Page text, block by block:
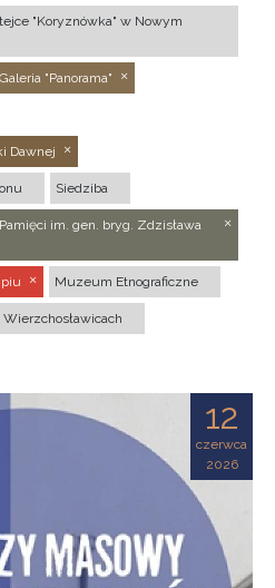
"Koryznówka" w Nowym
Galeria "Panorama"
Dawnej
Siedziba
im. gen. bryg. Zdzisława
Muzeum Etnograficzne
12
czerwca
2026